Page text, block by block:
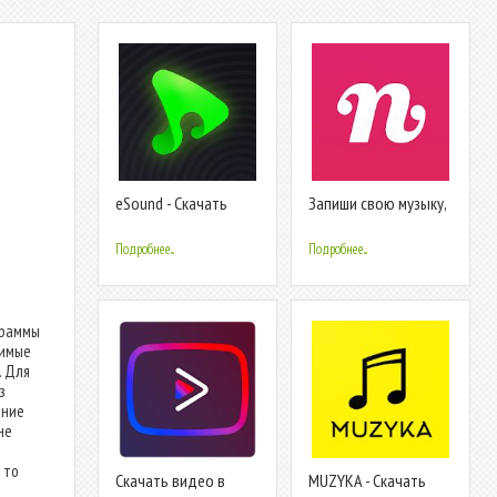
Для
eSound - Скачать
музыку
Подробнее...
Запиши свою музыку,
Подробнее...
Скачать видео в
MUZYKA - Скачать